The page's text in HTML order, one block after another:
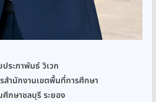
ประภาพันธ์ วิเวก
สำนักงานเขตพื้นที่การศึกษา
กษาชลบุรี ระยอง